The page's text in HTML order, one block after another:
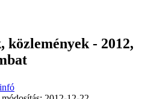
közlemények - 2012,